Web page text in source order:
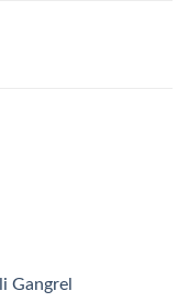
Gangrel